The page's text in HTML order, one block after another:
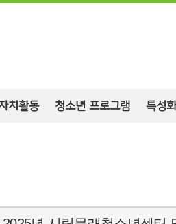
치활동 청소년 프로그램 특성